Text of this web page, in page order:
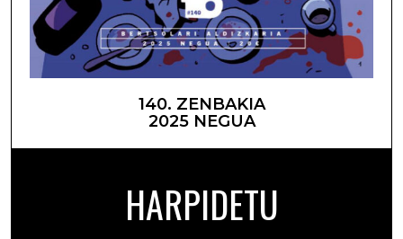
140. ZENBAKIA
2025 NEGUA
HARPIDETU